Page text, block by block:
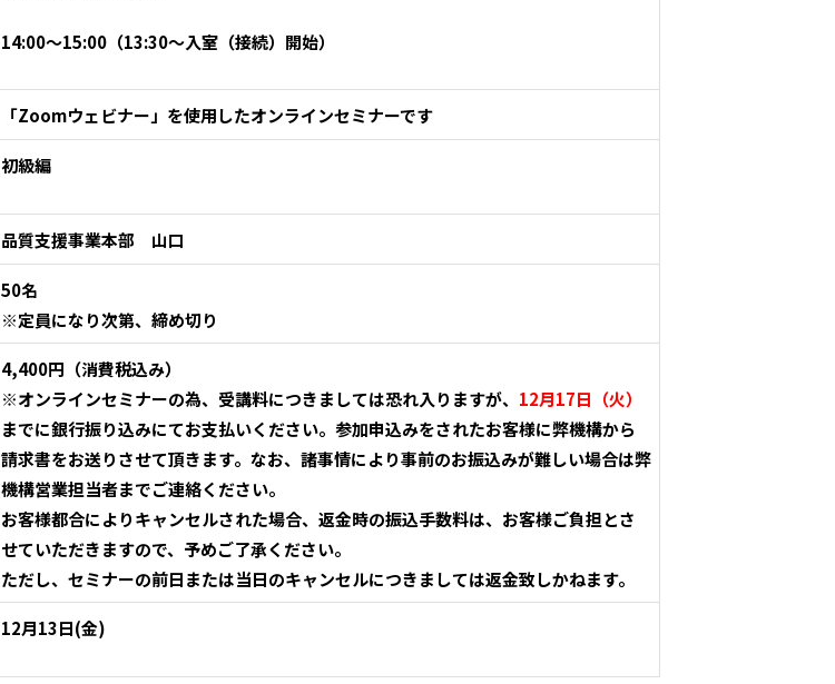
14:00～15:00 （13:30～入室（接続）開始）
「Zoomウェビナー」を使用したオンラインセミナーです
初級編
品質支援事業本部 山口
50名
※定員になり次第、締め切り
4,400円（消費税込み）
※オンラインセミナーの為、受講料につきましては恐れ入りますが、 12月17日（火）
までに銀行振り込みにてお支払いください。参加申込みをされたお客様に弊機構から
請求書をお送りさせて頂きます。なお、諸事情により事前のお振込みが難しい場合は弊
機構営業担当者までご連絡ください。
お客様都合によりキャンセルされた場合、返金時の振込手数料は、お客様ご負担とさ
せていただきますので、予めご了承ください。
ただし、セミナーの前日または当日のキャンセルにつきましては返金致しかねます。
12月13日(金)